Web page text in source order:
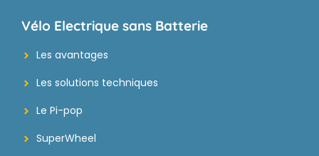
Vélo Electrique sans Batterie
Les avantages
Les solutions techniques
Le Pi-pop
SuperWheel